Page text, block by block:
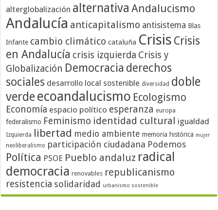
alterglobalización alternativa Andalucismo
Andalucía anticapitalismo antisistema Blas
Infante cambio climático cataluña Crisis Crisis
en Andalucía crisis izquierda Crisis y
Globalización Democracia derechos
sociales desarrollo local sostenible diversidad doble
verdeecoandalucismo Ecologismo
Economía espacio político esperanza europa
federalismo Feminismo identidad cultural igualdad
Izquierda libertad medio ambiente memoria histórica mujer
neoliberalismo participación ciudadana Podemos
Política PSOE Pueblo andaluz radical
democracia renovables republicanismo
resistencia solidaridad urbanismo sostenible